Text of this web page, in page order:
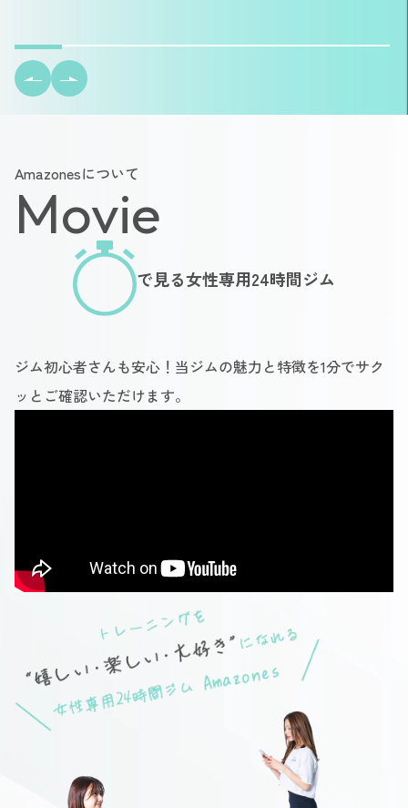
Amazonesについて
Movie
で見る女性専用24時間ジム
ジム初心者さんも安心！当ジムの魅力と特徴を1分でサク
ッとご確認いただけます。